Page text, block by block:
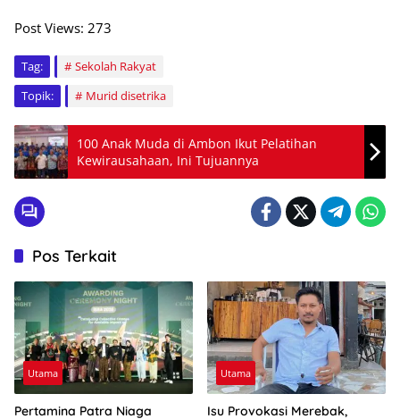
Post Views: 273
Tag:
Sekolah Rakyat
Topik:
Murid disetrika
100 Anak Muda di Ambon Ikut Pelatihan
Kewirausahaan, Ini Tujuannya
Pos Terkait
Utama
Pertamina Patra Niaga
Utama
Isu Provokasi Merebak,